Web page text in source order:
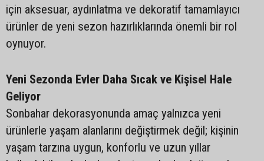
için aksesuar, aydınlatma ve dekoratif tamamlayıcı
ürünler de yeni sezon hazırlıklarında önemli bir rol
oynuyor.
Yeni Sezonda Evler Daha Sıcak ve Kişisel Hale
Geliyor
Sonbahar dekorasyonunda amaç yalnızca yeni
ürünlerle yaşam alanlarını değiştirmek değil; kişinin
yaşam tarzına uygun, konforlu ve uzun yıllar